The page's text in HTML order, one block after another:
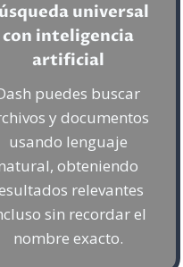
universal
con inteligencia
artificial
puedes buscar
y documentos
usando lenguaje
obteniendo
relevantes
sin recordar el
nombre exacto.